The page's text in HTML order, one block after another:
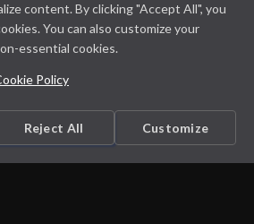
content. By clicking "Accept All", you
You can also customize your
essential cookies.
Policy
Reject All Customize